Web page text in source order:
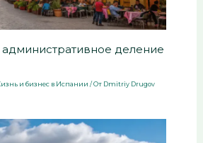
административное деление
и бизнес в Испании / От Dmitriy Drugov